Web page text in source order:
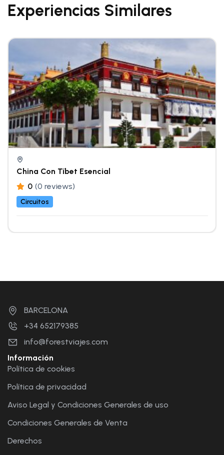
Experiencias Similares
China Con Tíbet Esencial
0 (0 reviews)
Circuitos
BARCELONA
+34 652179385
info@forestviajes.com
Información
Política de cookies
Política de privacidad
Aviso Legal y Condiciones Generales de uso
Condiciones Generales de Venta
Derechos